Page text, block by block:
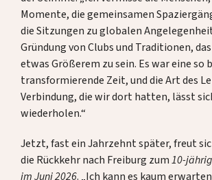
Momente, die gemeinsamen
die Sitzungen zu globalen
Gründung von Clubs und Traditionen,
etwas Größerem zu sein. Es war eine so
transformierende Zeit, und die Art des
Verbindung, die wir dort hatten, lässt
wiederholen.“
Jetzt, fast ein Jahrzehnt später, freut
die Rückkehr nach Freiburg zum10-
im Juni 2026. „Ich kann es kaum